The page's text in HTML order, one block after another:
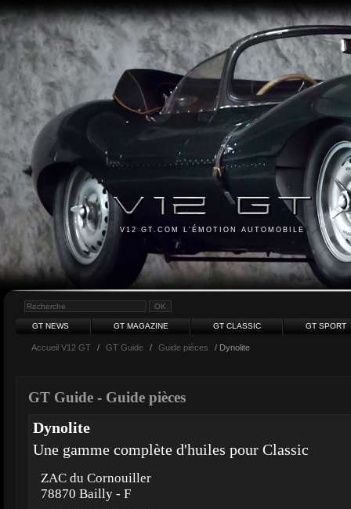
V12 GT.COM L'ÉMOTION AUTOMOBILE
GT NEWS GT MAGAZINE GT CLASSIC GT SPORT
Accueil V12 GT / GT Guide / Guide pièces / Dynolite
GT Guide - Guide pièces
Dynolite
Une gamme complète d'huiles pour Classic
ZAC du Cornouiller
78870 Bailly - F